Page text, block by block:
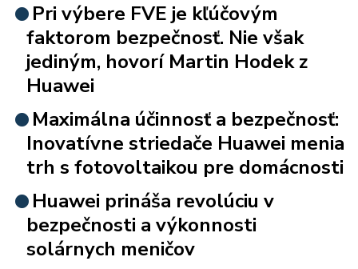
Pri výbere FVE je kľúčovým
faktorom bezpečnosť. Nie však
jediným, hovorí Martin Hodek z
Huawei
Maximálna účinnosť a bezpečnosť:
Inovatívne striedače Huawei menia
trh s fotovoltaikou pre domácnosti
Huawei prináša revolúciu v
bezpečnosti a výkonnosti
solárnych meničov